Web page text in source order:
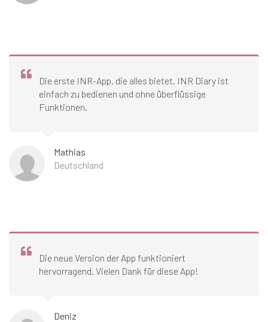
Die erste INR-App, die alles bietet. INR Diary ist
einfach zu bedienen und ohne überflüssige
Funktionen.
Mathias
Deutschland
Die neue Version der App funktioniert
hervorragend. Vielen Dank für diese App!
Deniz